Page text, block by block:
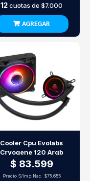
12cuotas de $7.000
AGREGAR
Cooler Cpu Evolabs
Cryogene 120 Argb
$ 83.599
Precio S/Imp.Nac. $75.655